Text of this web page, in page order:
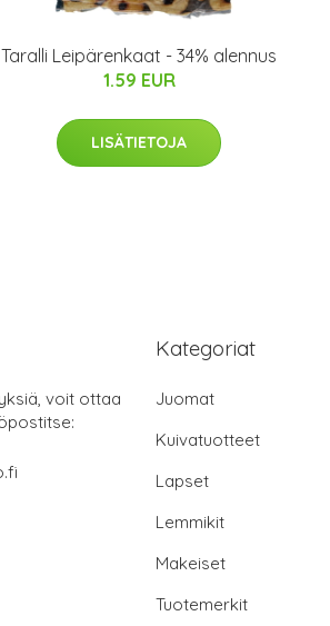
Taralli Leipärenkaat - 34% alennus
1.59 EUR
LISÄTIETOJA
voit ottaa
Kategoriat
Juomat
Kuivatuotteet
Lapset
Lemmikit
Makeiset
Tuotemerkit